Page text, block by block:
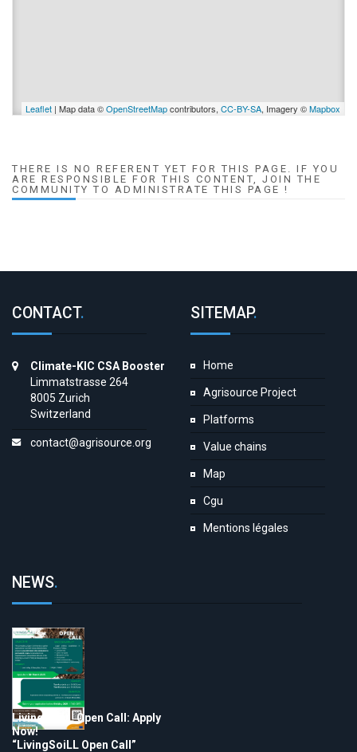
Leaflet | Map data ©OpenStreetMapcontributors, CC-BY-SA, Imagery ©Mapbox
THERE IS NO REFERENT YET FOR THIS PAGE. IF YOU
ARE RESPONSIBLE FOR THIS CONTENT, JOIN THE
COMMUNITY TO ADMINISTRATE THIS PAGE !
CONTACT.
Climate-KIC CSA Booster
Limmatstrasse 264
8005 Zurich
Switzerland
contact@agrisource.org
SITEMAP.
Home
Agrisource Project
Platforms
Value chains
Map
Cgu
Mentions légales
NEWS.
LivingSoiLL Open Call: Apply
Now!
“LivingSoiLL Open Call”